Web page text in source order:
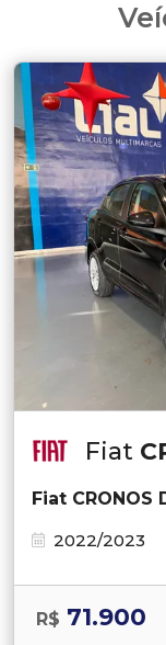
Fiat
Fiat CRONOS
2022/2023
R$ 71.900